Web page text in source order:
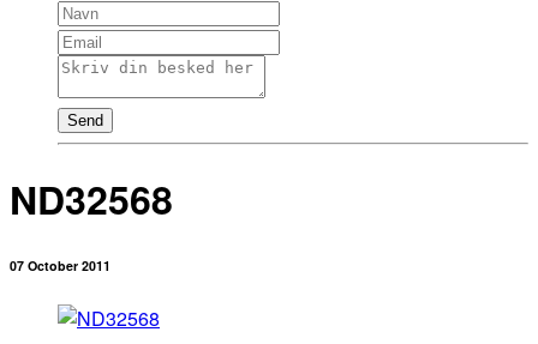
Send
ND32568
07 October 2011